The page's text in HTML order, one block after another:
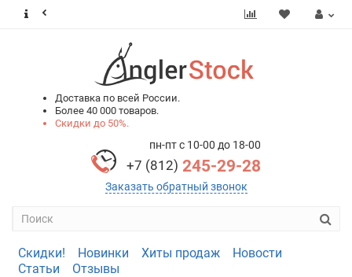
Доставка по всей России.
Более 40 000 товаров.
Скидки до 50%.
пн-пт с 10-00 до 18-00
+7 (812) 245-29-28
Заказать обратный звонок
Скидки! Новинки Хиты продаж
Новости
Статьи
Отзывы